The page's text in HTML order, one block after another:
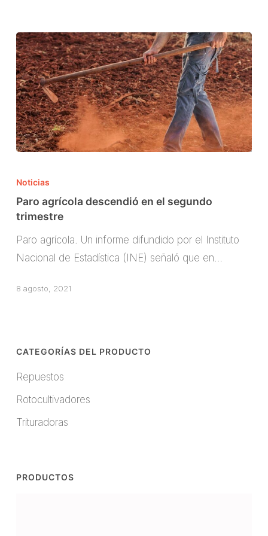
agrícola
descendió
en
segundo
Noticias
Paro agrícola descendió en el segundo
trimestre
Paro agrícola. Un informe difundido por el Instituto
Nacional de Estadística (INE) señaló que en…
8 agosto, 2021
CATEGORÍAS DEL PRODUCTO
Repuestos
Rotocultivadores
Trituradoras
PRODUCTOS